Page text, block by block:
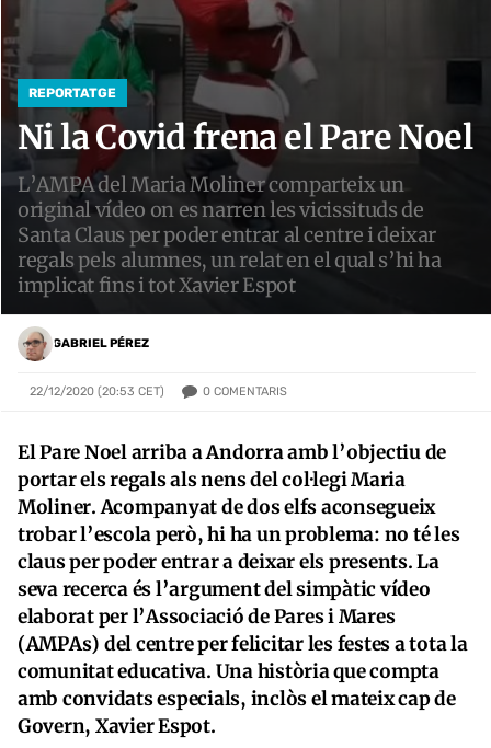
REPORTATGE
Ni la Covid frena el Pare Noel
L’AMPA del Maria Moliner comparteix un
original vídeo on es narren les vicissituds de
Santa Claus per poder entrar al centre i deixar
regals pels alumnes, un relat en el qual s’hi ha
implicat fins i tot Xavier Espot
GABRIEL PÉREZ
22/12/2020 (20:53 CET) 0 COMENTARIS
El Pare Noel arriba a Andorra amb l’objectiu de
portar els regals als nens del col·legi Maria
Moliner. Acompanyat de dos elfs aconsegueix
trobar l’escola però, hi ha un problema: no té les
claus per poder entrar a deixar els presents. La
seva recerca és l’argument del simpàtic vídeo
elaborat per l’Associació de Pares i Mares
(AMPAs) del centre per felicitar les festes a tota la
comunitat educativa. Una història que compta
amb convidats especials, inclòs el mateix cap de
Govern, Xavier Espot.